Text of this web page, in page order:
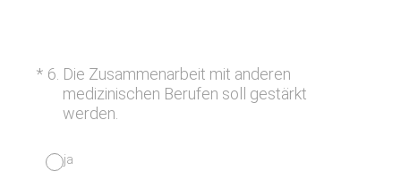
* 6 Die Zusammenarbeit mit anderen
medizinischen Berufen soll gestärkt
werden.
(Erforderlich.)
ja